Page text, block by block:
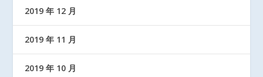
2019 年 12 月
2019 年 11 月
2019 年 10 月